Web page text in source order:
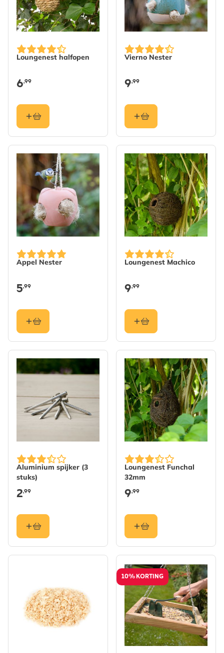
Loungenest halfopen
6,99
Vierno Nester
9,99
Appel Nester
5,99
Loungenest Machico
9,99
Aluminium spijker (3
stuks)
2,99
Loungenest Funchal
32mm
9,99
10% KORTING